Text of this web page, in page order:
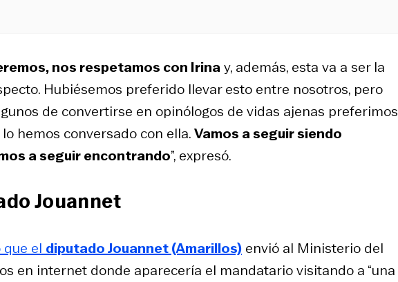
nos respetamos con Irinay, además, esta va a ser la
Hubiésemos preferido llevar esto entre nosotros, pero
de convertirse en opinólogos de vidas ajenas preferimos
hemos conversado con ella.Vamos a seguir siendo
a seguir encontrando”, expresó.
Jouannet
el diputado Jouannet (Amarillos) envió al Ministerio del
en internet donde aparecería el mandatario visitando a “una